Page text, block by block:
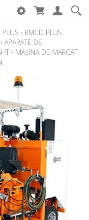
PLUS › RMCD PLUS
› APARATE DE
› MAȘINĂ DE MARCAT